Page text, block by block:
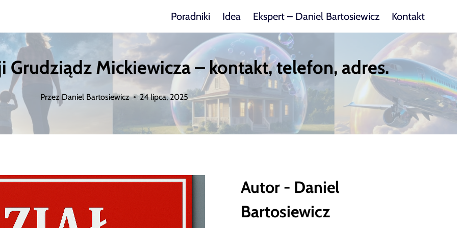
Poradniki Idea Ekspert – Daniel Bartosiewicz Kontakt
Grudziądz Mickiewicza – kontakt, telefon, adres.
Przez Daniel Bartosiewicz 24 lipca, 2025
Autor - Daniel
Bartosiewicz